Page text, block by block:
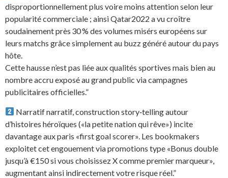
disproportionnellement plus voire moins attention selon leur
popularité commerciale ; ainsi Qatar2022 a vu croître
soudainement près 30 % des volumes misé­rs européens sur
leurs matchs grâce simplement au buzz généré autour du pays
hôte.
Cette hausse n’est pas liée aux qualités sportives mais bien au
nombre accru exposé au grand public via campagnes
publicitaires officielles.”
Narratif narratif, construction story‐telling autour
d’histoires héroïques («la petite nation qui rêve») incite
davantage aux paris «first goal scorer». Les bookmakers
exploitet cet engouement via promotions type «Bonus double
jusqu’à €150 si vous choisissez X comme premier marqueur»,
augmentant ainsi indirectement votre risque réel.”